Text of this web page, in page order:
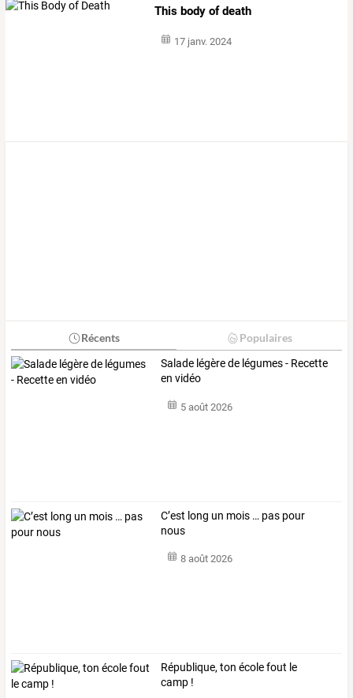
This body of death
17 janv. 2024
Récents Populaires
Salade légère de légumes - Recette
en vidéo
5 août 2026
C’est long un mois … pas pour
nous
8 août 2026
République, ton école fout le
camp !